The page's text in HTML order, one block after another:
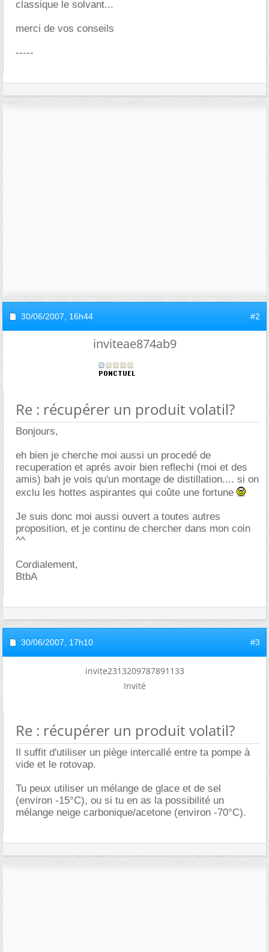
classique le solvant...
merci de vos conseils
-----
30/06/2007, 16h44 #2
inviteae874ab9
Re : récupérer un produit volatil?
Bonjours,
eh bien je cherche moi aussi un procedé de
recuperation et aprés avoir bien reflechi (moi et des
amis) bah je vois qu'un montage de distillation.... si on
exclu les hottes aspirantes qui coûte une fortune
Je suis donc moi aussi ouvert a toutes autres
proposition, et je continu de chercher dans mon coin
^^
Cordialement,
BtbA
30/06/2007, 17h10 #3
invite2313209787891133
Invité
Re : récupérer un produit volatil?
Il suffit d'utiliser un piège intercallé entre ta pompe à
vide et le rotovap.
Tu peux utiliser un mélange de glace et de sel
(environ -15°C), ou si tu en as la possibilité un
mélange neige carbonique/acetone (environ -70°C).